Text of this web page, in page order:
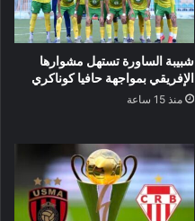
شبيبة الساورة تستهل مشوارها
الإفريقي بمواجهة حافيا كوناكري
منذ 15 ساعة